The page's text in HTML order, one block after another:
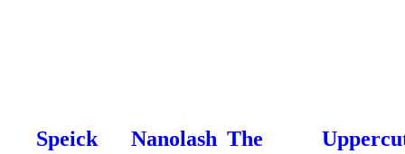
Speick
Nanolash The